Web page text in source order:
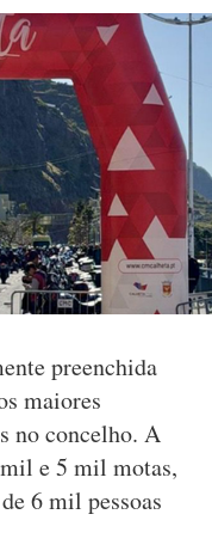
preenchida
maiores
no concelho. A
e 5 mil motas,
6 mil pessoas